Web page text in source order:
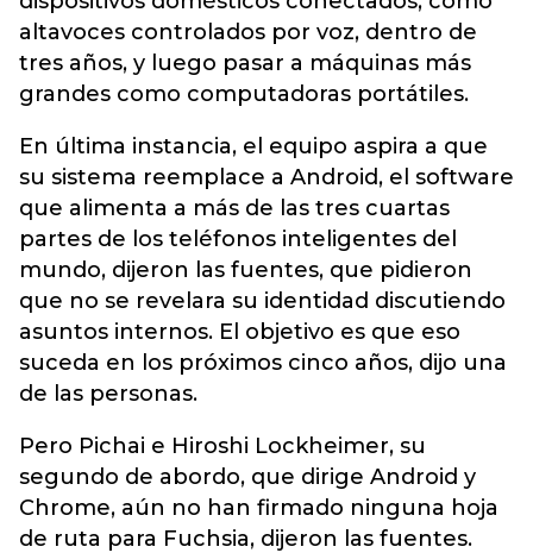
altavoces controlados por voz, dentro de
tres años, y luego pasar a máquinas más
grandes como computadoras portátiles.
En última instancia, el equipo aspira a que
su sistema reemplace a Android, el software
que alimenta a más de las tres cuartas
partes de los teléfonos inteligentes del
mundo, dijeron las fuentes, que pidieron
que no se revelara su identidad discutiendo
asuntos internos. El objetivo es que eso
suceda en los próximos cinco años, dijo una
de las personas.
Pero Pichai e Hiroshi Lockheimer, su
segundo de abordo, que dirige Android y
Chrome, aún no han firmado ninguna hoja
de ruta para Fuchsia, dijeron las fuentes.